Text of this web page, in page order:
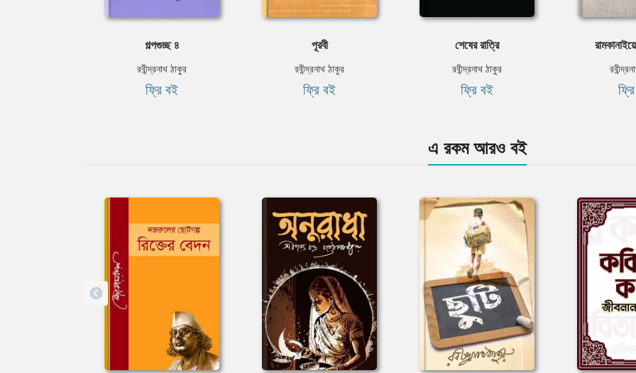
গল্পগুচ্ছ ৪
রবীন্দ্রনাথ ঠাকুর
ফ্রি বই
পূরবী
রবীন্দ্রনাথ ঠাকুর
ফ্রি বই
শেষের রাত্রি
রবীন্দ্রনাথ ঠাকুর
ফ্রি বই
এ রকম আরও বই